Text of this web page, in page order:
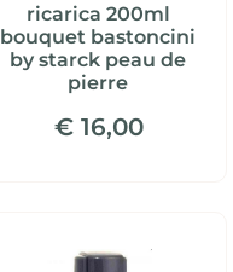
ricarica 200ml
bouquet bastoncini
by starck peau de
pierre
€ 16,00